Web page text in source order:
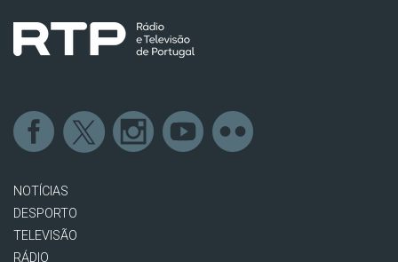
NOTÍCIAS
DESPORTO
TELEVISÃO
RÁDIO